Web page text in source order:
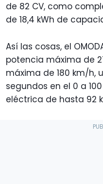
de 82 CV, como
de 18,4 kWh de
Así las cosas, el
potencia máxima de
máxima de 180 km/h,
segundos en el 0 a
eléctrica de hasta 92